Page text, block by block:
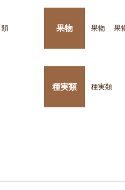
類
果物 果物 果
種実類 種実類